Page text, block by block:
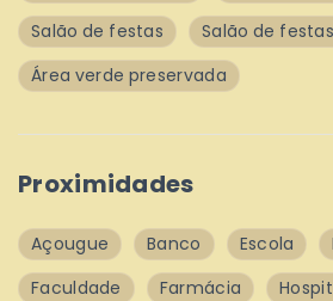
Salão de festas
Salão de
Área verde preservada
Proximidades
Açougue Banco Escola
Faculdade
Farmácia